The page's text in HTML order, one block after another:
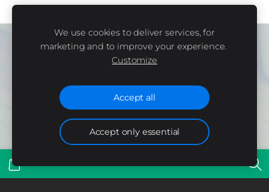
Par mums Veikals Jaunumi
Kontakti
Sīkdatnes
Informācija atjaunota 11.02.2024.
We use cookies to deliver services, for
marketing and to improve your experience.
Customize
Accept all
Accept only essential